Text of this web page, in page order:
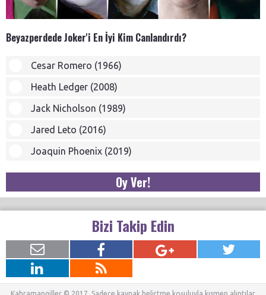
Beyazperdede Joker'i En İyi Kim Canlandırdı?
Cesar Romero (1966)
Heath Ledger (2008)
Jack Nicholson (1989)
Jared Leto (2016)
Joaquin Phoenix (2019)
Oy Ver!
Bizi Takip Edin